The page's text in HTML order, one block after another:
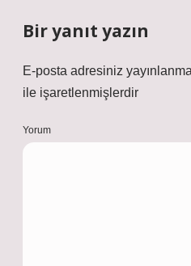
Bir yanıt yazın
E-posta adresiniz
ile işaretlenmişlerdir
Yorum